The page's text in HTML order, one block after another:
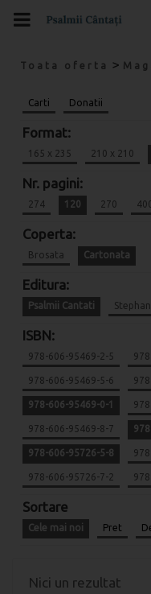
Toata oferta >
Carti Donatii
Format:
165 x 235 210 x 210
Nr. pagini:
274 120 270
Coperta:
Brosata Cartonata
Editura:
Psalmii Cantati
ISBN:
978-606-95469-2-5
978-606-95469-5-6
978-606-95469-0-1
978-606-95469-8-7
978-606-95726-5-8
978-606-95726-7-2
Sortare
Cele mai noi Pret
Nici un rezultat